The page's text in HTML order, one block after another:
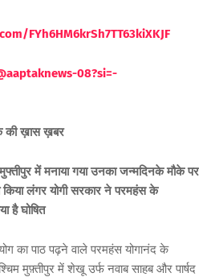
FYh6HM6krSh7TT63kiXKJF
08?si=-
की ख़ास ख़बर
में मनाया गया उनका जन्मदिनके मौके पर
किया लंगर योगी सरकार ने परमहंस के
है घोषित
का पाठ पढ़ने वाले परमहंस योगानंद के
मुफ़्तीपुर में शेखू उर्फ नवाब साहब और पार्षद